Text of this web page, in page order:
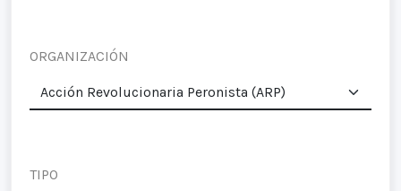
ORGANIZACIÓN
TIPO